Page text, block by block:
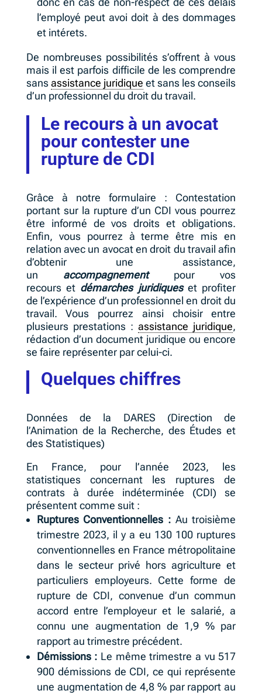
l’employé peut avoi doit à des dommages
et intérets.
De nombreuses possibilités s’offrent à vous
mais il est parfois difficile de les comprendre
sansassistance juridique et sans les conseils
d’un professionnel du droit du travail.
Le recours à un avocat
pour contester une
rupture de CDI
Grâce à notre formulaire : Contestation
portant sur la rupture d’un CDIvous pourrez
être informé de vos droits et obligations.
Enfin, vous pourrez à terme être mis en
relation avec un avocat en droit du travail afin
d’obtenir une assistance,
un accompagnementpour vos
recourset démarches juridiqueset profiter
de l’expérience d’un professionnel en droit du
travail. Vous pourrez ainsi choisir entre
plusieurs prestations :assistance juridique,
rédaction d’un document juridique ou encore
se faire représenter par celui-ci.
Quelques chiffres
Données de la DARES (Direction de
l’Animation de la Recherche, des Études et
des Statistiques)
En France, pour l’année 2023, les
statistiques concernant les ruptures de
contrats à durée indéterminée (CDI) se
présentent comme suit :
Ruptures Conventionnelles : Au troisième
trimestre 2023, il y a eu 130 100 ruptures
conventionnelles en France métropolitaine
dans le secteur privé hors agriculture et
particuliers employeurs. Cette forme de
rupture de CDI, convenue d’un commun
accord entre l’employeur et le salarié, a
connu une augmentation de 1,9 % par
rapport au trimestre précédent.
Démissions : Le même trimestre a vu 517
900 démissions de CDI, ce qui représente
une augmentation de 4,8 % par rapport au